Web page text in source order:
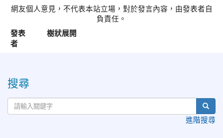
網友個人意見，不代表本站立場，對於發言內容，由發表者自
負責任。
發表
者
樹狀展開
搜尋
進階搜尋